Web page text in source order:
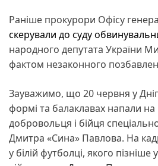
Раніше прокурори Офісу
скерували до суду
народного депутата України
фактом незаконного
Зауважимо, що 20 червня у
формі та балаклавах напали
добровольця і бійця
Дмитра «Сина» Павлова. На
у білій футболці, якого пізніше